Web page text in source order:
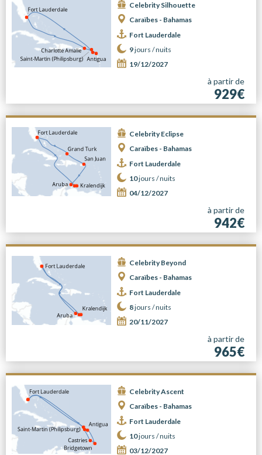
Celebrity Silhouette
Caraïbes - Bahamas
Fort Lauderdale
9jours /nuits
19/12/2027
à partir de
929€
Celebrity Eclipse
Caraïbes - Bahamas
Fort Lauderdale
10jours /nuits
04/12/2027
à partir de
942€
Celebrity Beyond
Caraïbes - Bahamas
Fort Lauderdale
8jours /nuits
20/11/2027
à partir de
965€
Celebrity Ascent
Caraïbes - Bahamas
Fort Lauderdale
10jours /nuits
03/12/2027